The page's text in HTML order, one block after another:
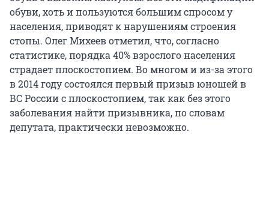
обуви, хоть и пользуются большим спросом у
населения, приводят к нарушениям строения
стопы. Олег Михеев отметил, что, согласно
статистике, порядка 40% взрослого населения
страдает плоскостопием. Во многом и из-за этого
в 2014 году состоялся первый призыв юношей в
ВС России с плоскостопием, так как без этого
заболевания найти призывника, по словам
депутата, практически невозможно.